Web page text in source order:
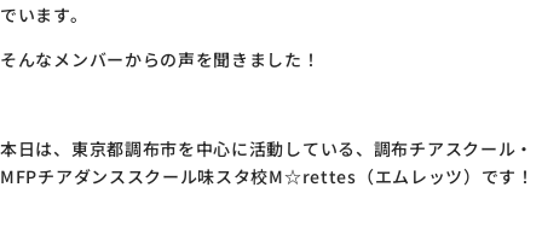
でいます。
そんなメンバーからの声を聞きました！
本日は、東京都調布市を中心に活動している、調布チアスクール・
MFPチアダンススクール味スタ校M☆rettes（エムレッツ）です！